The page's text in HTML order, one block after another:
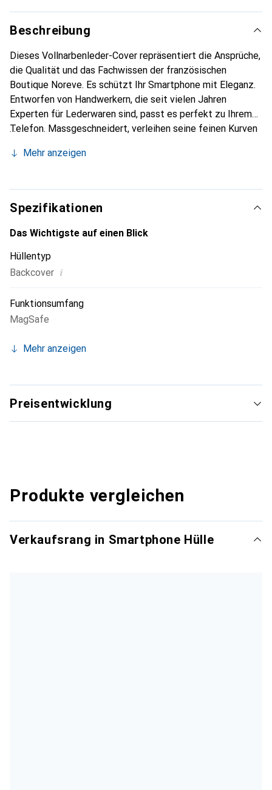
Beschreibung
Dieses Vollnarbenleder-Cover repräsentiert die Ansprüche,
die Qualität und das Fachwissen der französischen
Boutique Noreve. Es schützt Ihr Smartphone mit Eleganz.
Entworfen von Handwerkern, die seit vielen Jahren
Experten für Lederwaren sind, passt es perfekt zu Ihrem
Telefon. Massgeschneidert, verleihen seine feinen Kurven
integralen Accessoire für Ihr Smartphone. International
Noreve eine sichere Wahl für eine anspruchsvolle
Kundschaft.
Mehr anzeigen
Spezifikationen
Das Wichtigste auf einen Blick
Hüllentyp
Backcover i
Funktionsumfang
MagSafe
Mehr anzeigen
Preisentwicklung
Produkte vergleichen
Verkaufsrang in Smartphone Hülle